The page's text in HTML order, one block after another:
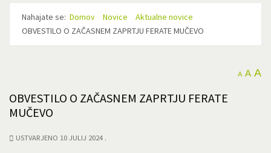
Nahajate se: Domov Novice
Aktualne novice
OBVESTILO O ZAČASNEM ZAPRTJU FERATE MUČEVO
A A A
OBVESTILO O ZAČASNEM ZAPRTJU FERATE
MUČEVO
USTVARJENO 10 JULIJ 2024